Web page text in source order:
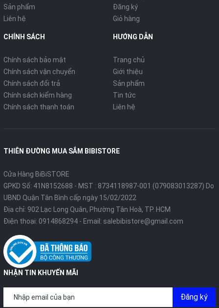
Sản phẩm
Liên hệ
Đăng ký
Giỏ hàng
CHÍNH SÁCH
Chính sách bảo mật
Chính sách vận chuyển
Chính sách đổi trả
Chính sách kiểm hàng
Chính sách thanh toán
HƯỚNG DẪN
Trang chủ
Giới thiệu
Sản phẩm
Tin tức
Liên hệ
THIÊN ĐƯỜNG MUA SẮM BIBISTORE
Cửa Hàng BiBiSTORE
GPKD Số: 41N8152688 - MST : 8734118987-001 (079083013287) Do
UBND Quận Tân Bình cấp ngày 15/02/2022
Địa chỉ: 902 Lạc Long Quân, Phường Tân Hoà, TP. HCM
Điện thoại: 0914868294 - Email: salebibistore@gmail.com
NHẬN TIN KHUYẾN MÃI
Đăng ký